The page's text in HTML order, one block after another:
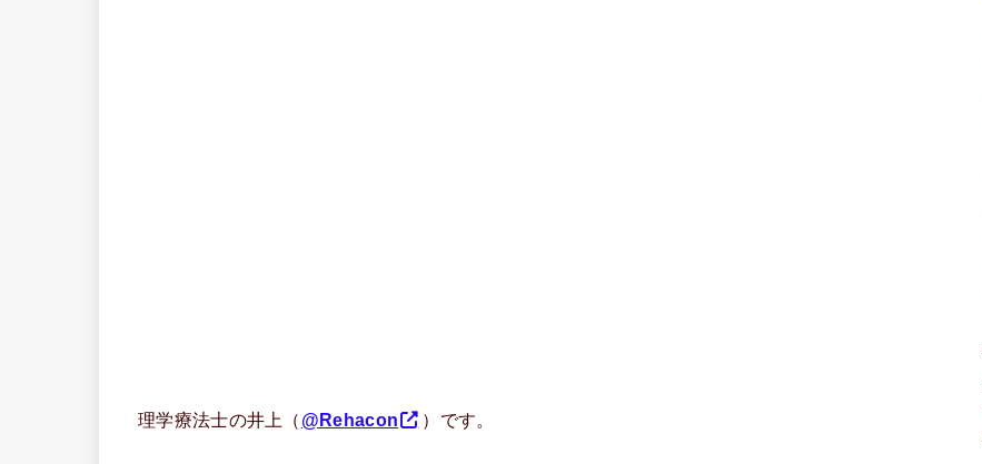
理学療法士の井上（ @Rehacon ）です。